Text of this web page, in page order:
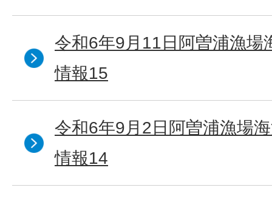
令和6年9月11日阿曽浦漁場
情報15
令和6年9月2日阿曽浦漁場
情報14